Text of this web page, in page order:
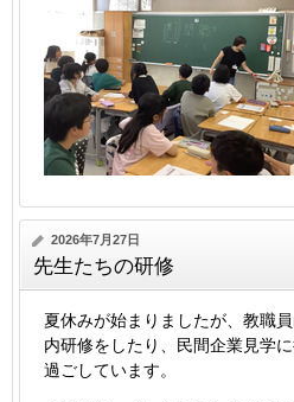
2026年7月27日
先生たちの研修
夏休みが始まりましたが、教職
内研修をしたり、民間企業見学
過ごしています。